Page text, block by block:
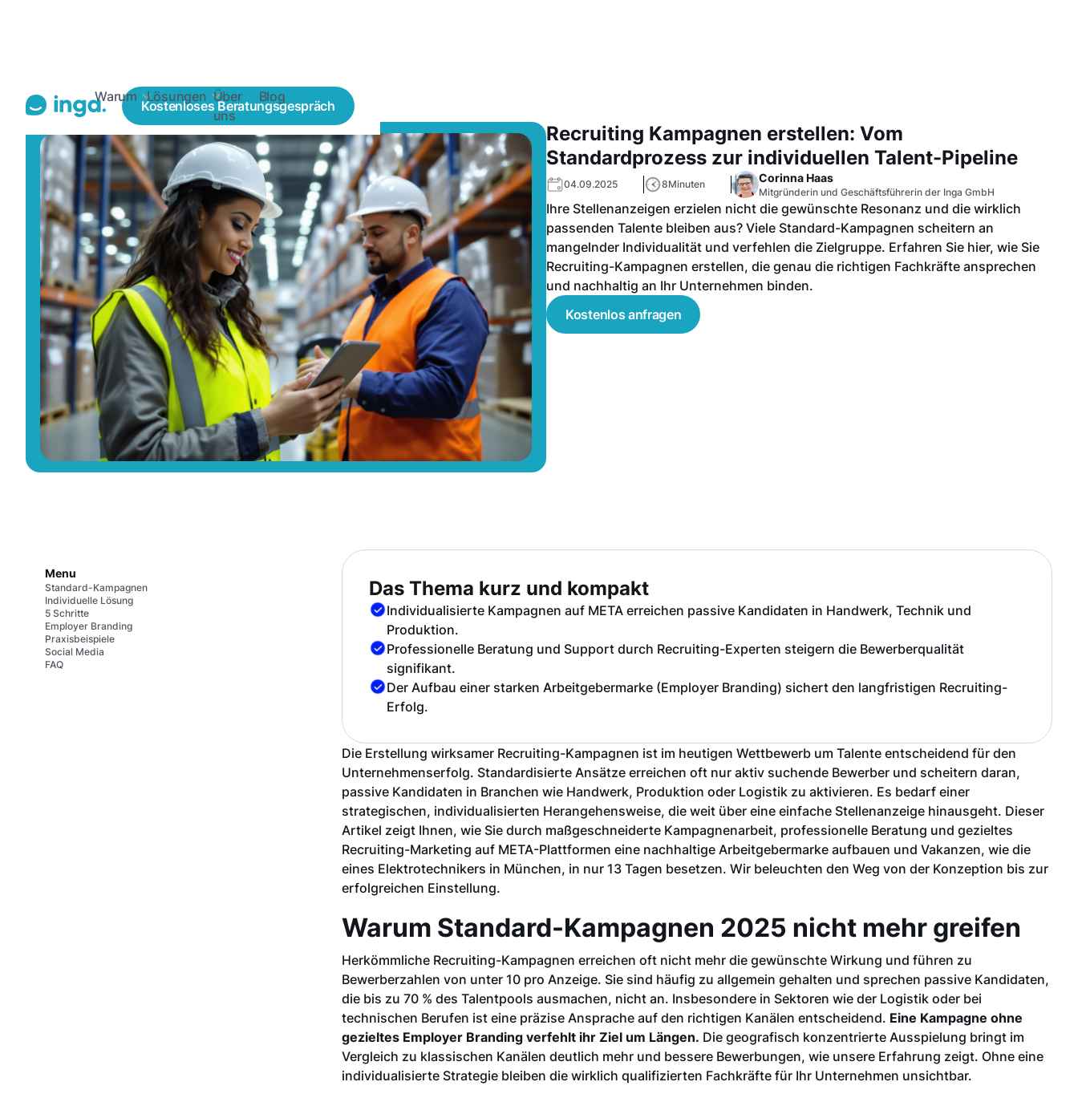
Warum Lösungen Über
uns
Blog
KostenlosesBeratungsgespräch
Recruiting Lösungen Social Recruiting
Recruiting Kampagnen erstellen: Vom
Standardprozess zur individuellen Talent-Pipeline
04.09.2025 8Minuten Corinna Haas
Mitgründerin und Geschäftsführerin der Inga GmbH
Ihre Stellenanzeigen erzielen nicht die gewünschte Resonanz und die wirklich
passenden Talente bleiben aus? Viele Standard-Kampagnen scheitern an
mangelnder Individualität und verfehlen die Zielgruppe. Erfahren Sie hier, wie Sie
Recruiting-Kampagnen erstellen, die genau die richtigen Fachkräfte ansprechen
und nachhaltig an Ihr Unternehmen binden.
Kostenlos anfragen
Menu
Standard-Kampagnen
Individuelle Lösung
5 Schritte
Employer Branding
Praxisbeispiele
Social Media
FAQ
Das Thema kurz und kompakt
Individualisierte Kampagnen auf META erreichen passive Kandidaten in Handwerk, Technik und
Produktion.
Professionelle Beratung und Support durch Recruiting-Experten steigern die Bewerberqualität
signifikant.
Der Aufbau einer starken Arbeitgebermarke (Employer Branding) sichert den langfristigen Recruiting-
Erfolg.
Die Erstellung wirksamer Recruiting-Kampagnen ist im heutigen Wettbewerb um Talente entscheidend für den
Unternehmenserfolg. Standardisierte Ansätze erreichen oft nur aktiv suchende Bewerber und scheitern daran,
passive Kandidaten in Branchen wie Handwerk, Produktion oder Logistik zu aktivieren. Es bedarf einer
strategischen, individualisierten Herangehensweise, die weit über eine einfache Stellenanzeige hinausgeht. Dieser
Artikel zeigt Ihnen, wie Sie durch maßgeschneiderte Kampagnenarbeit, professionelle Beratung und gezieltes
Recruiting-Marketing auf META-Plattformen eine nachhaltige Arbeitgebermarke aufbauen und Vakanzen, wie die
eines Elektrotechnikers in München, in nur 13 Tagen besetzen. Wir beleuchten den Weg von der Konzeption bis zur
erfolgreichen Einstellung.
Warum Standard-Kampagnen 2025 nicht mehr greifen
Herkömmliche Recruiting-Kampagnen erreichen oft nicht mehr die gewünschte Wirkung und führen zu
Bewerberzahlen von unter 10 pro Anzeige. Sie sind häufig zu allgemein gehalten und sprechen passive Kandidaten,
die bis zu 70 % des Talentpools ausmachen, nicht an. Insbesondere in Sektoren wie der Logistik oder bei
technischen Berufen ist eine präzise Ansprache auf den richtigen Kanälen entscheidend. Eine Kampagne ohne
gezieltes Employer Branding verfehlt ihr Ziel um Längen. Die geografisch konzentrierte Ausspielung bringt im
Vergleich zu klassischen Kanälen deutlich mehr und bessere Bewerbungen, wie unsere Erfahrung zeigt. Ohne eine
individualisierte Strategie bleiben die wirklich qualifizierten Fachkräfte für Ihr Unternehmen unsichtbar.